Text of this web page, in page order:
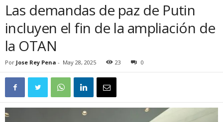
Las demandas de paz de Putin
incluyen el fin de la ampliación de
la OTAN
Por Jose Rey Pena - May 28, 2025 23 0